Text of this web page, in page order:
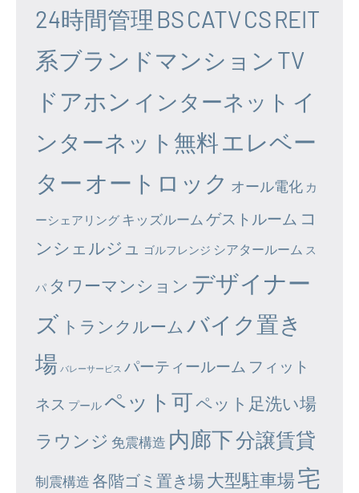
24時間管理 BSCATVCSREIT
系ブランドマンション TV
ドアホン インターネット イ
ンターネット無料エレベー
ター オートロック オール電化 カ
ーシェアリング キッズルーム ゲストルーム コ
ンシェルジュ
ゴルフレンジ シアタールーム ス
パ タワーマンション デザイナー
ズ トランクルーム バイク置き
場 バレーサービス パーティールーム フィット
ネス プール ペット可ペット足洗い場
ラウンジ 免震構造 内廊下分譲賃貸
制震構造 各階ゴミ置き場大型駐車場宅